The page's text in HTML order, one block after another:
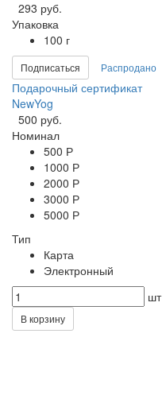
293 руб.
Упаковка
100 г
Подписаться Распродано
Подарочный сертификат
NewYog
500 руб.
Номинал
500 Р
1000 Р
2000 Р
3000 Р
5000 Р
Тип
Карта
Электронный
шт
В корзину